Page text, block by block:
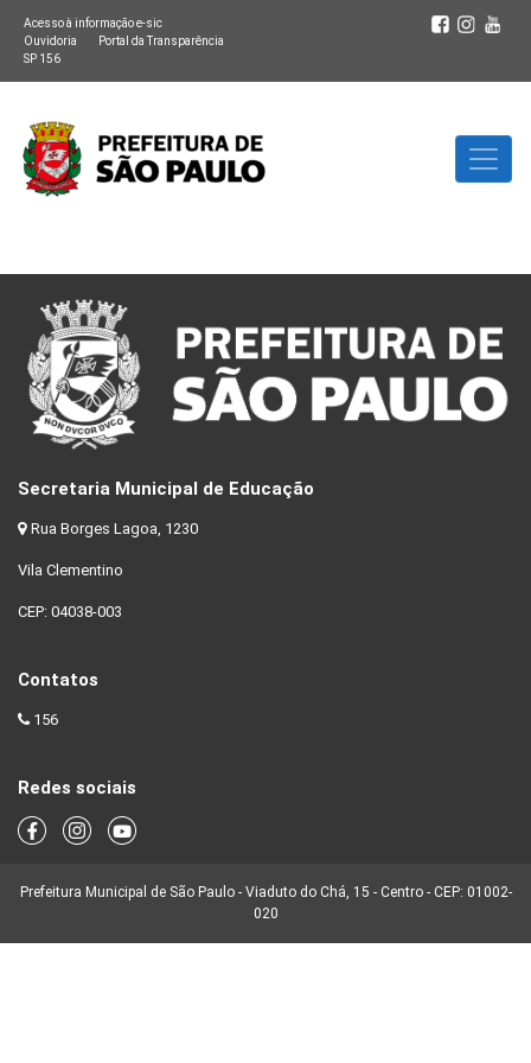
Acesso à informação e-sic
Ouvidoria
Portal da Transparência
SP 156
Secretaria Municipal de Educação
Rua Borges Lagoa, 1230
Vila Clementino
CEP: 04038-003
Contatos
156
Redes sociais
Prefeitura Municipal de São Paulo - Viaduto do Chá, 15 - Centro - CEP: 01002-
020